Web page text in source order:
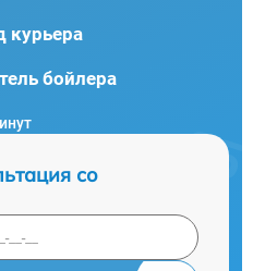
курьера
бойлера
со